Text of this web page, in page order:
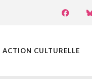
ACTION CULTURELLE